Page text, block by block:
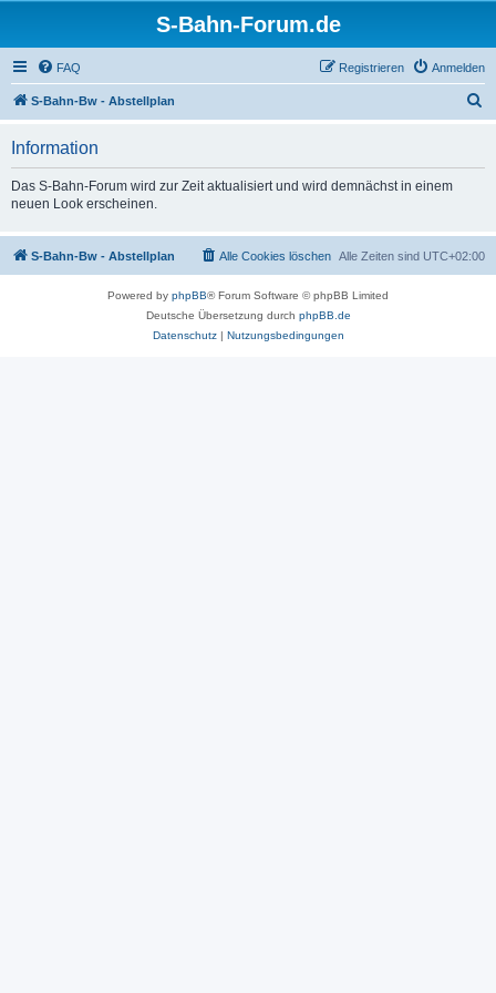
S-Bahn-Forum.de
FAQ Anmelden
Registrieren
S-Bahn-Bw - Abstellplan
Information
Das S-Bahn-Forum wird zur Zeit aktualisiert und wird demnächst in einem
neuen Look erscheinen.
S-Bahn-Bw - Abstellplan Alle Zeiten sind UTC+02:00
Alle Cookies löschen
Powered by phpBB® Forum Software © phpBB Limited
Deutsche Übersetzung durch phpBB.de
Datenschutz| Nutzungsbedingungen